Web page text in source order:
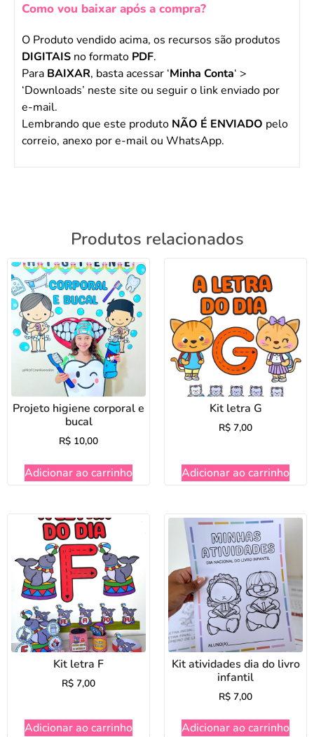
Como vou baixar após a compra?
O Produto vendido acima, os recursos são produtos
DIGITAIS no formato PDF.
Para BAIXAR, basta acessar ‘Minha Conta‘ >
‘Downloads’ neste site ou seguir o link enviado por
e-mail.
Lembrando que este produto NÃO É ENVIADO pelo
correio, anexo por e-mail ou WhatsApp.
Produtos relacionados
Projeto higiene corporal e
bucal
R$ 10,00
Adicionar ao carrinho
Kit letra G
R$ 7,00
Adicionar ao carrinho
Kit letra F
R$ 7,00
Adicionar ao carrinho
Kit atividades dia do livro
infantil
R$ 7,00
Adicionar ao carrinho